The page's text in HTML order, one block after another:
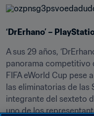
‘DrErhano’ –
A sus 29 años,
panorama competitivo
FIFA eWorld Cup pese
las eliminatorias de las
integrante del sexteto
uno de los